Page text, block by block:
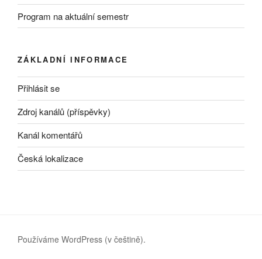
Program na aktuální semestr
ZÁKLADNÍ INFORMACE
Přihlásit se
Zdroj kanálů (příspěvky)
Kanál komentářů
Česká lokalizace
Používáme WordPress (v češtině).